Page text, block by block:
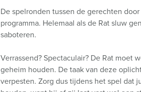
De spelronden tussen de gerechten
programma. Helemaal als de Rat sluw
saboteren.
Verrassend? Spectaculair? De Rat
geheim houden. De taak van deze
verpesten. Zorg dus tijdens het spel dat